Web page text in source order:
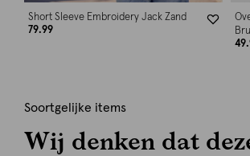
Short Sleeve Embroidery Jack Zand
79.99
Soortgelijke items
Wij denken dat